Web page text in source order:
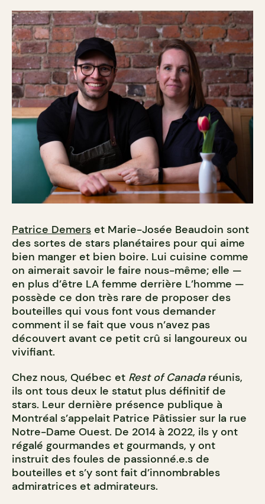
Patrice Demers et Marie-Josée Beaudoin sont
des sortes de stars planétaires pour qui aime
bien manger et bien boire. Lui cuisine comme
on aimerait savoir le faire nous-même; elle —
en plus d’être LA femme derrière L’homme —
possède ce don très rare de proposer des
bouteilles qui vous font vous demander
comment il se fait que vous n’avez pas
découvert avant ce petit crû si langoureux ou
vivifiant.
Chez nous, Québec et Rest of Canadaréunis,
ils ont tous deux le statut plus définitif de
stars. Leur dernière présence publique à
Montréal s’appelait Patrice Pâtissier sur la rue
Notre-Dame Ouest. De 2014 à 2022, ils y ont
régalé gourmandes et gourmands, y ont
instruit des foules de passionné.e.s de
bouteilles et s’y sont fait d’innombrables
admiratrices et admirateurs.